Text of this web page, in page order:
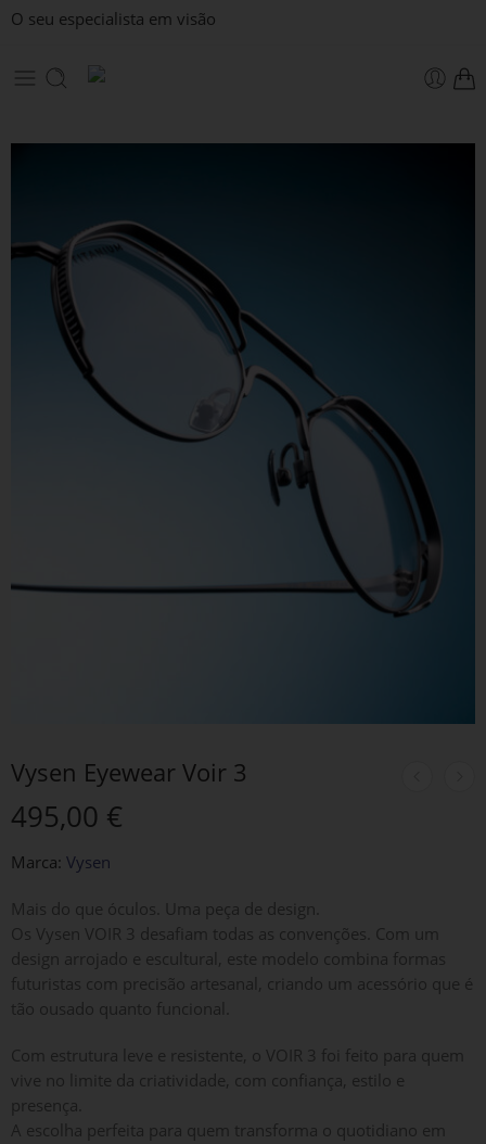
O seu especialista em visão
Vysen Eyewear Voir 3
495,00 €
Marca: Vysen
Mais do que óculos. Uma peça de design.
Os Vysen VOIR 3 desafiam todas as convenções. Com um
design arrojado e escultural , este modelo combina formas
futuristas com precisão artesanal, criando um acessório que é
tão ousado quanto funcional.
Com estrutura leve e resistente, o VOIR 3 foi feito para quem
vive no limite da criatividade, com confiança, estilo e
presença.
A escolha perfeita para quem transforma o quotidiano em